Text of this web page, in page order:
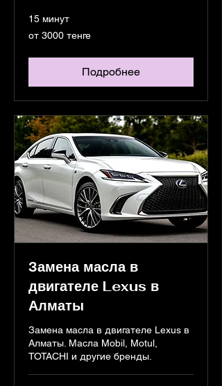
15 минут
3000
от 3000 тенге
Подробнее
Замена масла в
двигателе Lexus в
Алматы
Замена масла в двигателе Lexus в
Алматы. Масла Mobil, Motul,
TOTACHI и другие бренды.